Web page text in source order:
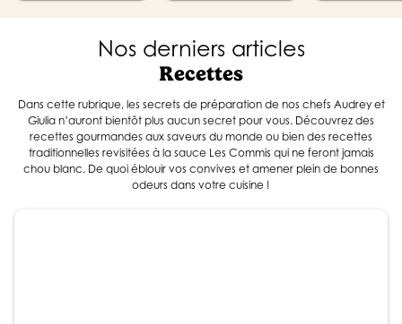
Nos derniers articles
Recettes
Dans cette rubrique, les secrets de préparation de nos chefs Audrey et
Giulia n’auront bientôt plus aucun secret pour vous. Découvrez des
recettes gourmandes aux saveurs du monde ou bien des recettes
traditionnelles revisitées à la sauce Les Commis qui ne feront jamais
chou blanc. De quoi éblouir vos convives et amener plein de bonnes
odeurs dans votre cuisine !